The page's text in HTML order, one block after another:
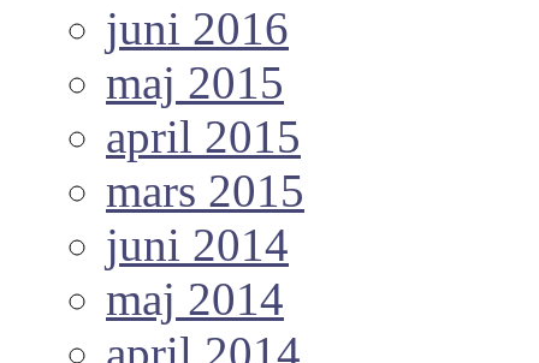
juni 2016
maj 2015
april 2015
mars 2015
juni 2014
maj 2014
april 2014